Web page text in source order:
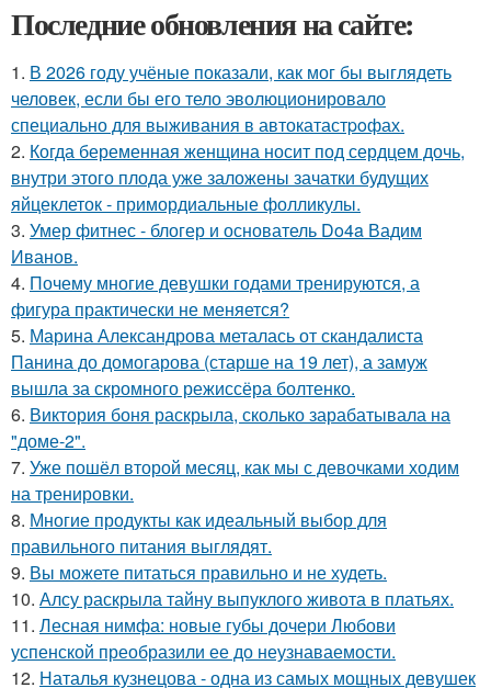
Последние обновления на сайте:
1. В 2026 году учёные показали, как мог бы выглядеть
человек, если бы его тело эволюционировало
специально для выживания в автокатастpoфах.
2. Когда беременная женщина носит под сердцем дочь,
внутри этого плода уже заложены зачатки будущих
яйцеклеток - примордиальные фолликулы.
3. Умер фитнес - блогер и основатель Do4a Вадим
Иванов.
4. Почему многие девушки годами тренируются, а
фигура практически не меняется?
5. Марина Александрова металась от скандалиста
Панина до домогарова (старше на 19 лет), а замуж
вышла за скромного режиссёра болтенко.
6. Виктория боня раскрыла, сколько зарабатывала на
"доме-2".
7. Уже пошёл второй месяц, как мы с девочками ходим
на тренировки.
8. Многие продукты как идеальный выбор для
правильного питания выглядят.
9. Вы можете питаться правильно и не худеть.
10. Алсу раскрыла тайну выпуклого живота в платьях.
11. Лесная нимфа: новые губы дочери Любови
успенской преобразили ее до неузнаваемости.
12. Наталья кузнецова - одна из самых мощных девушек